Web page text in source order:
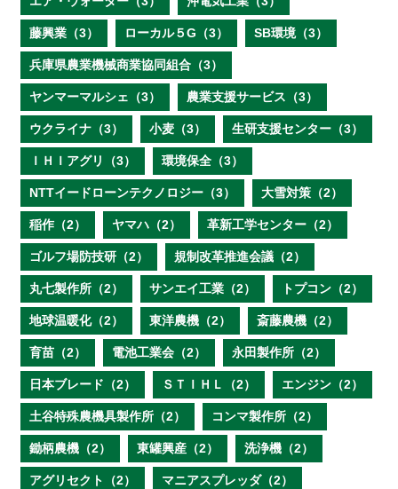
藤興業（3） ローカル５G（3） SB環境（3）
兵庫県農業機械商業協同組合（3）
ヤンマーマルシェ（3） 農業支援サービス（3）
ウクライナ（3） 小麦（3） 生研支援センター（3）
ＩＨＩアグリ（3） 環境保全（3）
NTTイードローンテクノロジー（3） 大雪対策（2）
稲作（2） ヤマハ（2） 革新工学センター（2）
ゴルフ場防技研（2） 規制改革推進会議（2）
丸七製作所（2） サンエイ工業（2） トプコン（2）
地球温暖化（2） 東洋農機（2） 斎藤農機（2）
育苗（2） 電池工業会（2） 永田製作所（2）
日本ブレード（2） ＳＴＩＨＬ（2） エンジン（2）
土谷特殊農機具製作所（2） コンマ製作所（2）
鋤柄農機（2） 東罐興産（2） 洗浄機（2）
アグリセクト（2） マニアスプレッダ（2）